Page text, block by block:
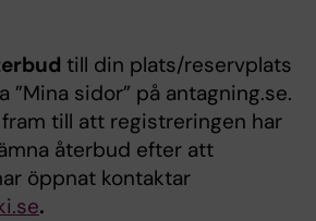
till din plats/reservplats
”Mina sidor” på antagning.se.
till att registreringen har
återbud efter att
öppnat kontaktar
.